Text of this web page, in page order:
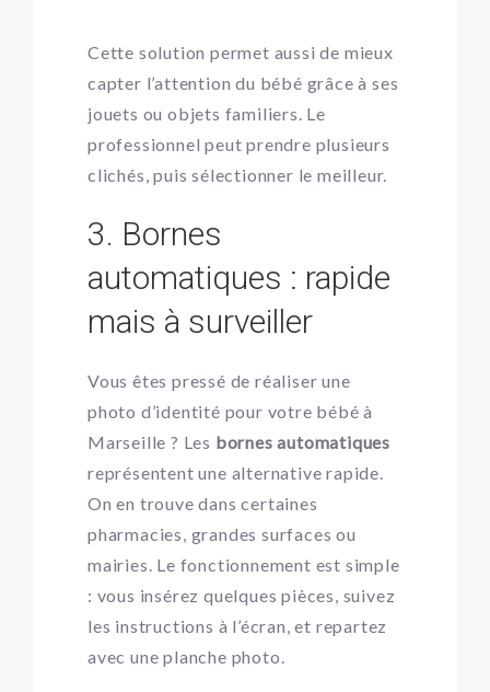
Cette solution permet aussi de mieux
capter l’attention du bébé grâce à ses
jouets ou objets familiers. Le
professionnel peut prendre plusieurs
clichés, puis sélectionner le meilleur.
3. Bornes
automatiques : rapide
mais à surveiller
Vous êtes pressé de réaliser une
photo d’identité pour votre bébé à
Marseille ? Les bornes automatiques
représentent une alternative rapide.
On en trouve dans certaines
pharmacies, grandes surfaces ou
mairies. Le fonctionnement est simple
: vous insérez quelques pièces, suivez
les instructions à l’écran, et repartez
avec une planche photo.